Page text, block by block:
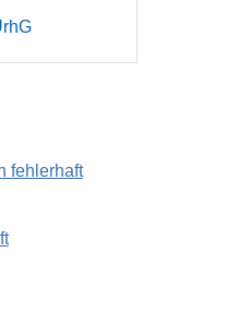
fehlerhaft